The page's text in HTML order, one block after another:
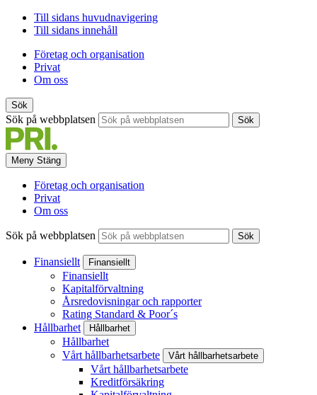
Till sidans huvudnavigering
Till sidans innehåll
Företag och organisation
Privat
Om oss
Sök
Sök på webbplatsen Sök
Meny Stäng
Företag och organisation
Privat
Om oss
Sök på webbplatsen Sök
Finansiellt Finansiellt
Finansiellt
Kapitalförvaltning
Årsredovisningar och rapporter
Rating Standard & Poor´s
Hållbarhet
Hållbarhet
Hållbarhet
Vårt hållbarhetsarbete
Vårt hållbarhetsarbete
Vårt hållbarhetsarbete
Kreditförsäkring